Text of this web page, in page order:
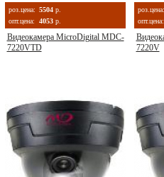
роз.цена: 5504 р.
опт.цена:
4053 р.
Видеокамера MicroDigital MDC-
7220VTD
роз.цена:
опт.цена:
7220V